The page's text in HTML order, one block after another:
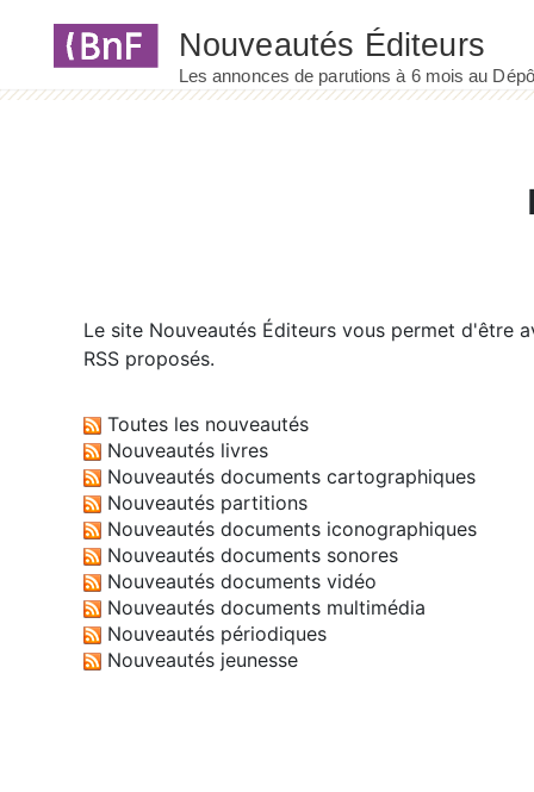
Le site Nouveautés Éditeurs vous permet d'être
RSS proposés.
Toutes les nouveautés
Nouveautés livres
Nouveautés documents cartographiques
Nouveautés partitions
Nouveautés documents iconographiques
Nouveautés documents sonores
Nouveautés documents vidéo
Nouveautés documents multimédia
Nouveautés périodiques
Nouveautés jeunesse